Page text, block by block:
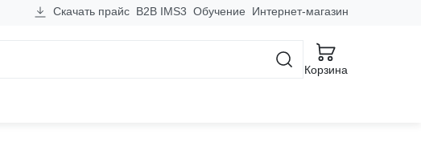
Скачать прайс B2B IMS3 Обучение Интернет-магазин
Корзина
25А 30мА тип АС